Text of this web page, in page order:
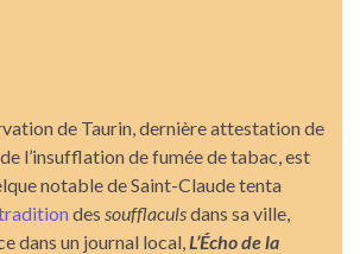
de Taurin, dernière attestation de
l’insufflation de fumée de tabac, est
notable de Saint-Claude tenta
des soufflaculsdans sa ville,
dans un journal local,L’Écho de la